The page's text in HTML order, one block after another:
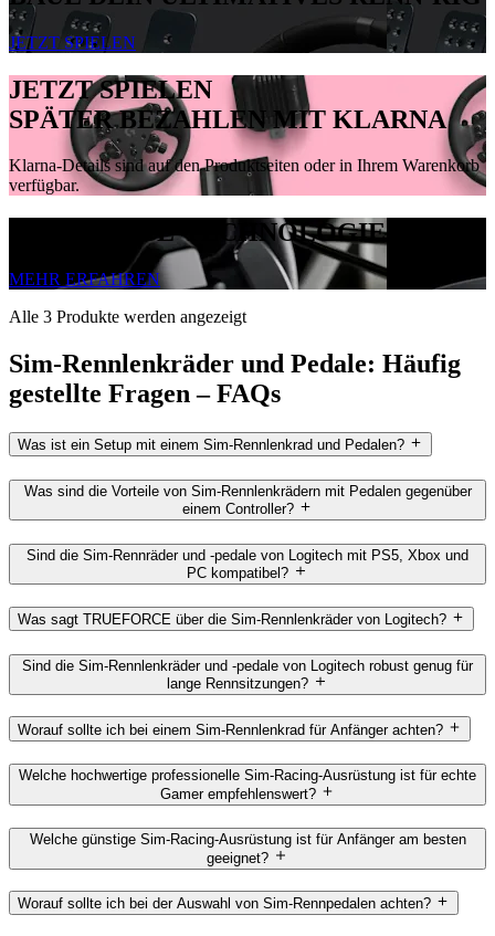
JETZT SPIELEN
JETZT SPIELEN
SPÄTER BEZAHLEN MIT KLARNA
Klarna-Details sind auf den Produktseiten oder in Ihrem Warenkorb
verfügbar.
TRUEFORCE-TECHNOLOGIE
MEHR ERFAHREN
Alle 3 Produkte werden angezeigt
Sim-Rennlenkräder und Pedale: Häufig
gestellte Fragen – FAQs
Was ist ein Setup mit einem Sim-Rennlenkrad und Pedalen?
Was sind die Vorteile von Sim-Rennlenkrädern mit Pedalen gegenüber
einem Controller?
Sind die Sim-Rennräder und -pedale von Logitech mit PS5, Xbox und
PC kompatibel?
Was sagt TRUEFORCE über die Sim-Rennlenkräder von Logitech?
Sind die Sim-Rennlenkräder und -pedale von Logitech robust genug für
lange Rennsitzungen?
Worauf sollte ich bei einem Sim-Rennlenkrad für Anfänger achten?
Welche hochwertige professionelle Sim-Racing-Ausrüstung ist für echte
Gamer empfehlenswert?
Welche günstige Sim-Racing-Ausrüstung ist für Anfänger am besten
geeignet?
Worauf sollte ich bei der Auswahl von Sim-Rennpedalen achten?